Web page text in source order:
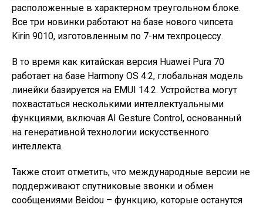
расположенные в характерном треугольном блоке.
Все три новинки работают на базе нового чипсета
Kirin 9010, изготовленным по 7-нм техпроцессу.
В то время как китайская версия Huawei Pura 70
работает на базе Harmony OS 4.2, глобальная модель
линейки базируется на EMUI 14.2. Устройства могут
похвастаться несколькими интеллектуальными
функциями, включая AI Gesture Control, основанный
на генеративной технологии искусственного
интеллекта.
Также стоит отметить, что международные версии не
поддерживают спутниковые звонки и обмен
сообщениями Beidou – функцию, которые останутся